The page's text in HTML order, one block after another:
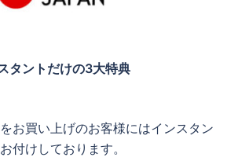
タントだけの3大特典
お買い上げのお客様にはインスタン
付けしております。